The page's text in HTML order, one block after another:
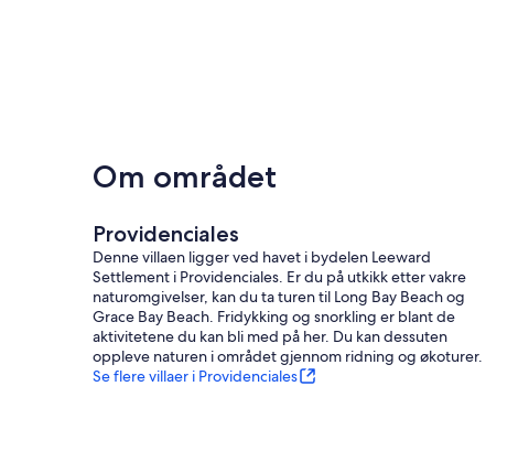
Om området
Providenciales
Denne villaen ligger ved havet i bydelen Leeward
Settlement i Providenciales. Er du på utkikk etter vakre
naturomgivelser, kan du ta turen til Long Bay Beach og
Grace Bay Beach. Fridykking og snorkling er blant de
aktivitetene du kan bli med på her. Du kan dessuten
oppleve naturen i området gjennom ridning og økoturer.
Se flere villaer i Providenciales